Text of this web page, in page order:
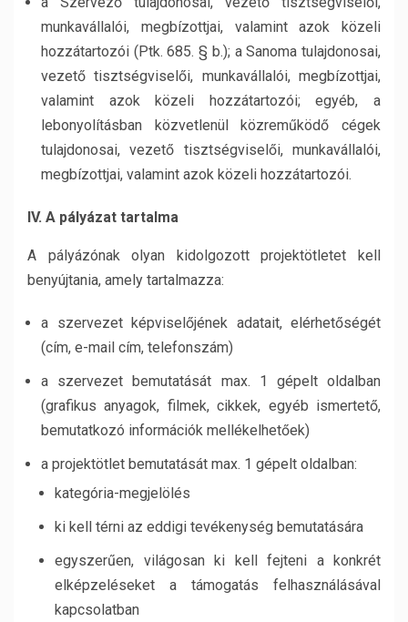
munkavállalói, megbízottjai, valamint azok közeli
hozzátartozói (Ptk. 685. § b.); a Sanoma tulajdonosai,
vezető tisztségviselői, munkavállalói, megbízottjai,
valamint azok közeli hozzátartozói; egyéb, a
lebonyolításban közvetlenül közreműködő cégek
tulajdonosai, vezető tisztségviselői, munkavállalói,
megbízottjai, valamint azok közeli hozzátartozói.
IV. A pályázat tartalma
A pályázónak olyan kidolgozott projektötletet kell
benyújtania, amely tartalmazza:
a szervezet képviselőjének adatait, elérhetőségét
(cím, e-mail cím, telefonszám)
a szervezet bemutatását max. 1 gépelt oldalban
(grafikus anyagok, filmek, cikkek, egyéb ismertető,
bemutatkozó információk mellékelhetőek)
a projektötlet bemutatását max. 1 gépelt oldalban:
kategória-megjelölés
ki kell térni az eddigi tevékenység bemutatására
egyszerűen, világosan ki kell fejteni a konkrét
elképzeléseket a támogatás felhasználásával
kapcsolatban